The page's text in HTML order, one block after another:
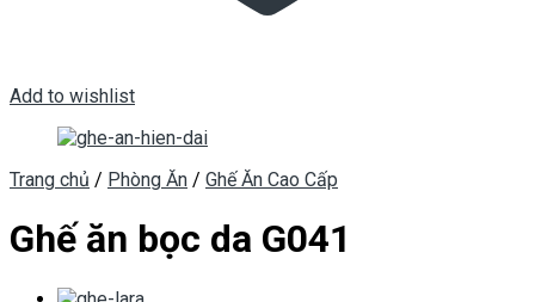
Add to wishlist
Trang chủ / Phòng Ăn / Ghế Ăn Cao Cấp
Ghế ăn bọc da G041